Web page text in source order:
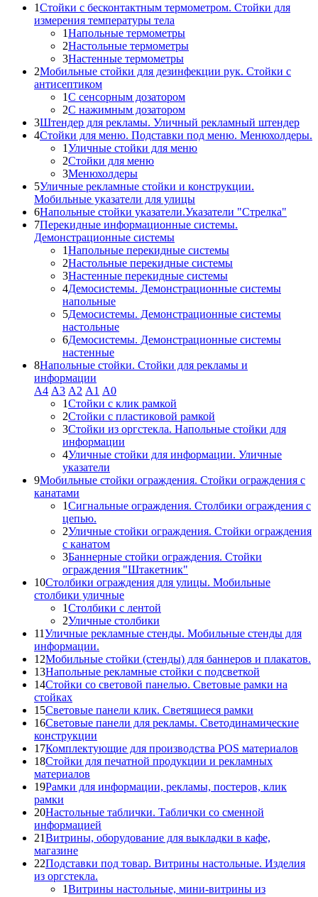
1Стойки с бесконтактным термометром. Стойки для
измерения температуры тела
1Напольные термометры
2Настольные термометры
3Настенные термометры
2Мобильные стойки для дезинфекции рук. Стойки с
антисептиком
1С сенсорным дозатором
2С нажимным дозатором
3Штендер для рекламы. Уличный рекламный штендер
4Стойки для меню. Подставки под меню. Менюхолдеры.
1Уличные стойки для меню
2Стойки для меню
3Менюхолдеры
5Уличные рекламные стойки и конструкции.
Мобильные указатели для улицы
6Напольные стойки указатели.Указатели "Стрелка"
7Перекидные информационные системы.
Демонстрационные системы
1Напольные перекидные системы
2Настольные перекидные системы
3Настенные перекидные системы
4Демосистемы. Демонстрационные системы
напольные
5Демосистемы. Демонстрационные системы
настольные
6Демосистемы. Демонстрационные системы
настенные
8Напольные стойки. Стойки для рекламы и
информации
А4 A3 А2 А1 А0
1Стойки с клик рамкой
2Стойки с пластиковой рамкой
3Стойки из оргстекла. Напольные стойки для
информации
4Уличные стойки для информации. Уличные
указатели
9Мобильные стойки ограждения. Стойки ограждения с
канатами
1Сигнальные ограждения. Столбики ограждения с
цепью.
2Уличные стойки ограждения. Стойки ограждения
с канатом
3Баннерные стойки ограждения. Стойки
ограждения "Штакетник"
10Столбики ограждения для улицы. Мобильные
столбики уличные
1Столбики с лентой
2Уличные столбики
11Уличные рекламные стенды. Мобильные стенды для
информации.
12Мобильные стойки (стенды) для баннеров и плакатов.
13Напольные рекламные стойки с подсветкой
14Стойки со световой панелью. Световые рамки на
стойках
15Световые панели клик. Светящиеся рамки
16Световые панели для рекламы. Светодинамические
конструкции
17Комплектующие для производства POS материалов
18Стойки для печатной продукции и рекламных
материалов
19Рамки для информации, рекламы, постеров, клик
рамки
20Настольные таблички. Таблички со сменной
информацией
21Витрины, оборудование для выкладки в кафе,
магазине
22Подставки под товар. Витрины настольные. Изделия
из оргстекла.
1Витрины настольные, мини-витрины из